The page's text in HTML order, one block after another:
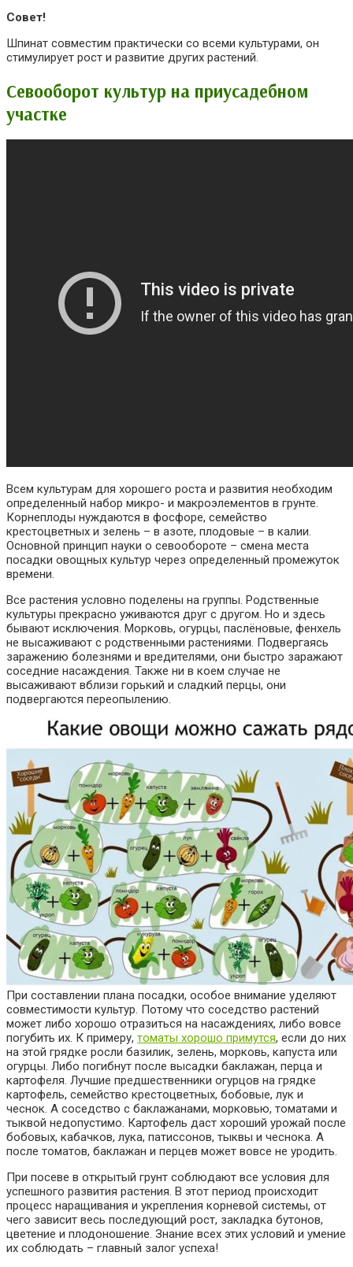
Совет!
Шпинат совместим практически со всеми культурами, он
стимулирует рост и развитие других растений.
Севооборот культур на приусадебном
участке
Всем культурам для хорошего роста и развития необходим
определенный набор микро- и макроэлементов в грунте.
Корнеплоды нуждаются в фосфоре, семейство
крестоцветных и зелень – в азоте, плодовые – в калии.
Основной принцип науки о севообороте – смена места
посадки овощных культур через определенный промежуток
времени.
Все растения условно поделены на группы. Родственные
культуры прекрасно уживаются друг с другом. Но и здесь
бывают исключения. Морковь, огурцы, паслёновые, фенхель
не высаживают с родственными растениями. Подвергаясь
заражению болезнями и вредителями, они быстро заражают
соседние насаждения. Также ни в коем случае не
высаживают вблизи горький и сладкий перцы, они
подвергаются переопылению.
При составлении плана посадки, особое внимание уделяют
совместимости культур. Потому что соседство растений
может либо хорошо отразиться на насаждениях, либо вовсе
погубить их. К примеру, томаты хорошо примутся, если до них
на этой грядке росли базилик, зелень, морковь, капуста или
огурцы. Либо погибнут после высадки баклажан, перца и
картофеля. Лучшие предшественники огурцов на грядке
картофель, семейство крестоцветных, бобовые, лук и
чеснок. А соседство с баклажанами, морковью, томатами и
тыквой недопустимо. Картофель даст хороший урожай после
бобовых, кабачков, лука, патиссонов, тыквы и чеснока. А
после томатов, баклажан и перцев может вовсе не уродить.
При посеве в открытый грунт соблюдают все условия для
успешного развития растения. В этот период происходит
процесс наращивания и укрепления корневой системы, от
чего зависит весь последующий рост, закладка бутонов,
цветение и плодоношение. Знание всех этих условий и умение
их соблюдать – главный залог успеха!